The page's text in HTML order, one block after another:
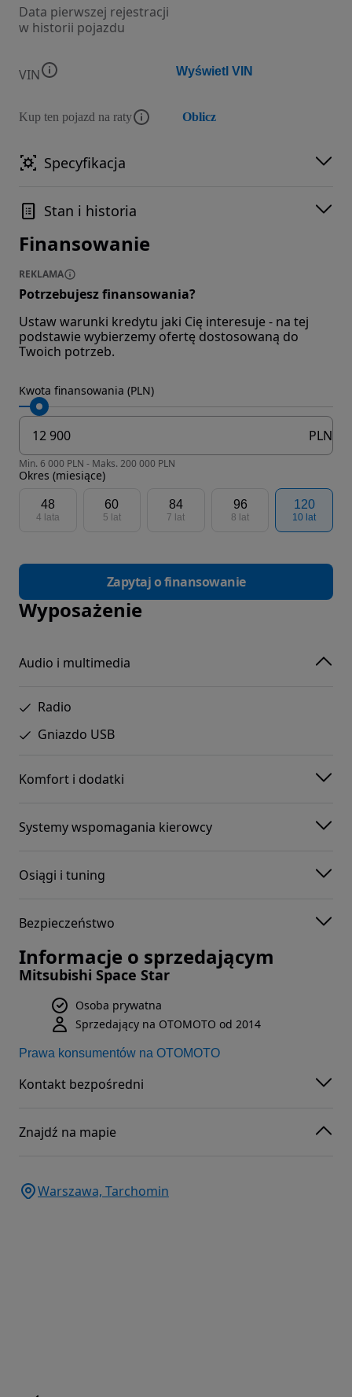
Data pierwszej rejestracji
w historii pojazdu
VIN Wyświetl VIN
Kup ten pojazd na raty Oblicz
Specyfikacja
Stan i historia
Finansowanie
REKLAMA
Potrzebujesz finansowania?
Ustaw warunki kredytu jaki Cię interesuje - na tej
podstawie wybierzemy ofertę dostosowaną do
Twoich potrzeb.
Kwota finansowania (PLN)
PLN
Min. 6 000 PLN - Maks. 200 000 PLN
Okres (miesiące)
48
4 lata
60
5 lat
84
7 lat
96
8 lat
120
10 lat
Zapytaj o finansowanie
Wyposażenie
Audio i multimedia
Radio
Gniazdo USB
Komfort i dodatki
Systemy wspomagania kierowcy
Osiągi i tuning
Bezpieczeństwo
Informacje o sprzedającym
Mitsubishi Space Star
Osoba prywatna
Sprzedający na OTOMOTO od 2014
Prawa konsumentów na OTOMOTO
Kontakt bezpośredni
Znajdź na mapie
Warszawa, Tarchomin